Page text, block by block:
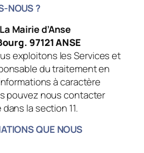
NOUS ?
La Mairie d’Anse
97121 ANSE
exploitons les Services et
du traitement en
à caractère
pouvez nous contacter
la section 11.
QUE NOUS